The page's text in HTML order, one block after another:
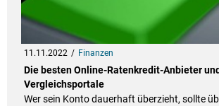
11.11.2022 Finanzen
Die besten Online-Ratenkredit-Anbieter und
Vergleichsportale
Wer sein Konto dauerhaft überzieht, sollte